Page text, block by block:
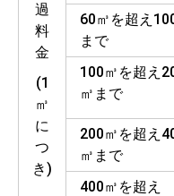
過
料
金
(1
㎥
に
つ
き)
60㎥を超え
まで
100㎥を超え
㎥まで
200㎥を超え
㎥まで
400㎥を超え